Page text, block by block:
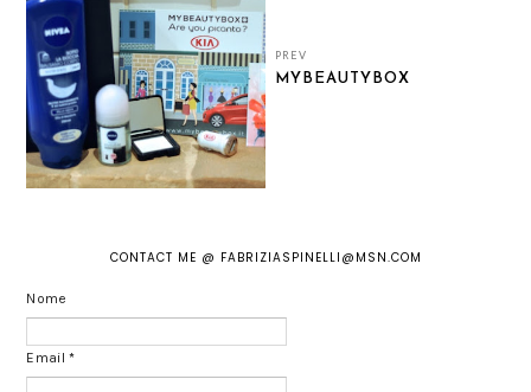
PREV
MYBEAUTYBOX
CONTACT ME @ FABRIZIASPINELLI@MSN.COM
Nome
Email*